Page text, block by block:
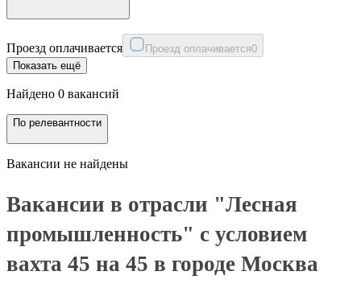
Проезд оплачивается Проезд оплачивается0
Показать ещё
Найдено 0 вакансий
По релевантности
Вакансии не найдены
Вакансии в отрасли "Лесная
промышленность" с условием
вахта 45 на 45 в городе Москва